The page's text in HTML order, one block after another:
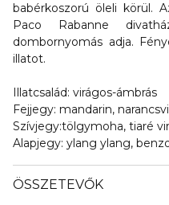
babérkoszorú öleli körül.
Paco Rabanne
dombornyomás adja.
illatot.
Illatcsalád: virágos-ámbrás
Fejjegy: mandarin,
Szívjegy:tölgymoha, tiaré
Alapjegy: ylang ylang,
ÖSSZETEVŐK